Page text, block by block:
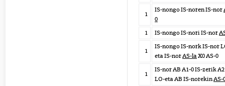
1
IS-nongo IS-noren IS-nor
0
1
IS-nongo IS-nori IS-nor
1
IS-nongo IS-nork IS-nor
eta IS-norAS-laX0 AS-0
1
IS-nor AB A1-0 IS-zerik A2
LO-eta AB IS-norekinAS-